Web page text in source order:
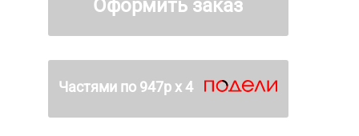
Оформить заказ
Частями по 947р х 4